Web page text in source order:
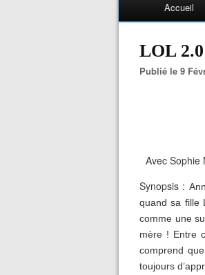
Accueil
LOL
Publié le 9
Avec Sophie
Synopsis :
quand sa fille
comme une
mère ! Entre
comprend
toujours